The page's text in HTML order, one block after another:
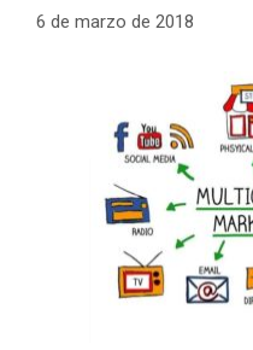
6 de marzo de 2018